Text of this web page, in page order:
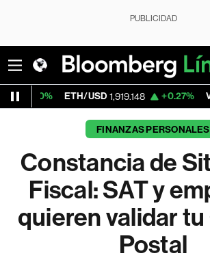
PUBLICIDAD
USD 1,919.148 +0.27% Visa 362.50
FINANZAS PERSONALES
Constancia de
Fiscal: SAT y
quieren validar
Postal